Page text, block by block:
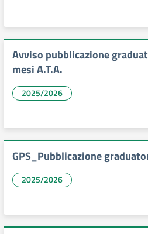
Avviso pubblicazione
mesi A.T.A.
2025/2026
GPS_Pubblicazione
2025/2026